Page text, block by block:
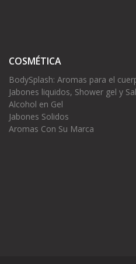
COSMÉTICA
BodySplash: Aromas para el
Jabones liquidos, Shower gel y
Alcohol en Gel
Jabones Solidos
Aromas Con Su Marca